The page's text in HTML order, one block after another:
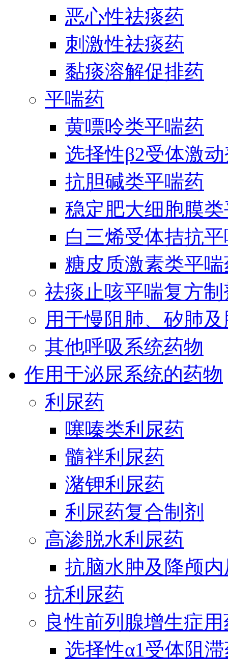
恶心性祛痰药
刺激性祛痰药
黏痰溶解促排药
平喘药
黄嘌呤类平喘药
选择性β2受体激
抗胆碱类平喘药
稳定肥大细胞膜
白三烯受体拮抗
糖皮质激素类平
祛痰止咳平喘复方制
用于慢阻肺、矽肺
其他呼吸系统药物
作用于泌尿系统的药物
利尿药
噻嗪类利尿药
髓袢利尿药
潴钾利尿药
利尿药复合制剂
高渗脱水利尿药
抗脑水肿及降颅
抗利尿药
良性前列腺增生症
选择性α1受体阻